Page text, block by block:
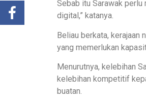
Sebab itu Sarawak
digital,” katanya.
Beliau berkata, kerajaan
yang memerlukan
Menurutnya, kelebihan
kelebihan kompetitif
buatan.